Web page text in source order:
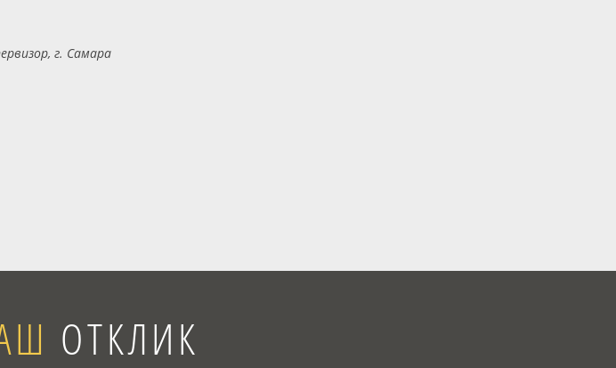
г. Самара
ОТКЛИК